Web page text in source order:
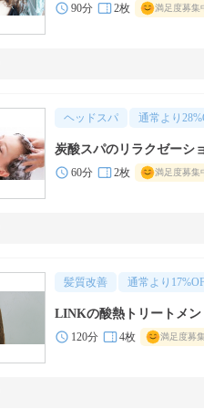
90分 2枚 満足度募集
ヘッドスパ 通常より 28
炭酸スパのリラクゼーシ
60分 2枚 満足度募集
髪質改善 通常より 17
LINKの酸熱トリートメン
120分 4枚 満足度募